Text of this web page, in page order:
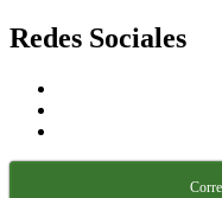
Redes Sociales